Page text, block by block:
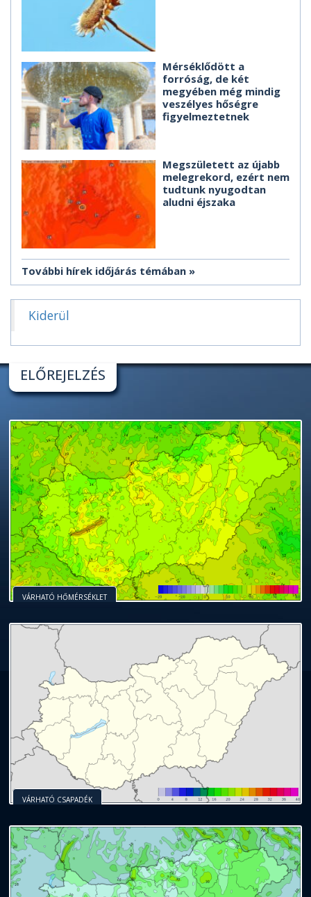
Mérséklődött a
forróság, de két
megyében még mindig
veszélyes hőségre
figyelmeztetnek
Megszületett az újabb
melegrekord, ezért nem
tudtunk nyugodtan
aludni éjszaka
További hírek időjárás témában
Kiderül
ELŐREJELZÉS
VÁRHATÓ HŐMÉRSÉKLET
VÁRHATÓ CSAPADÉK